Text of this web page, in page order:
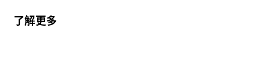
了解更多